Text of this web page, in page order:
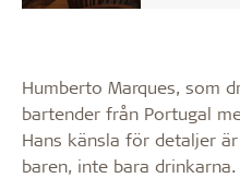
Humberto Marques, som
bartender från Portugal
Hans känsla för detaljer
baren, inte bara drinkarna.